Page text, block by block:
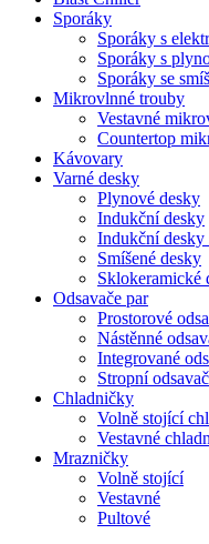
Sporáky
Sporáky s
Sporáky s
Sporáky se
Mikrovlnné trouby
Vestavné
Countertop
Kávovary
Varné desky
Plynové desky
Indukční desky
Indukční desky
Smíšené desky
Sklokeramické
Odsavače par
Prostorové
Nástěnné
Integrované
Stropní
Chladničky
Volně stojící
Vestavné
Mrazničky
Volně stojící
Vestavné
Pultové